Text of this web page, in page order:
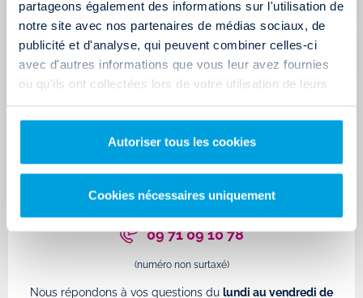
partageons également des informations sur l'utilisation de
notre site avec nos partenaires de médias sociaux, de
publicité et d'analyse, qui peuvent combiner celles-ci
avec d'autres informations que vous leur avez fournies
ou qu'ils ont collectées lors de votre utilisation de leurs
Autoriser tous les cookies
Cookies nécessaires uniquement
L'assurance de ma carte bancaire est-elle valable ?
Découvrez lesétapes de la location
ou Appelez-nous au
09 71 09 10 78
(numéro non surtaxé)
Nous répondons à vos questions du lundi au vendredi de